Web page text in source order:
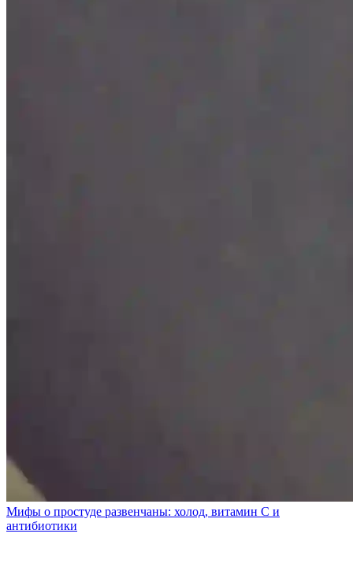
Мифы о простуде развенчаны: холод, витамин C и
антибиотики